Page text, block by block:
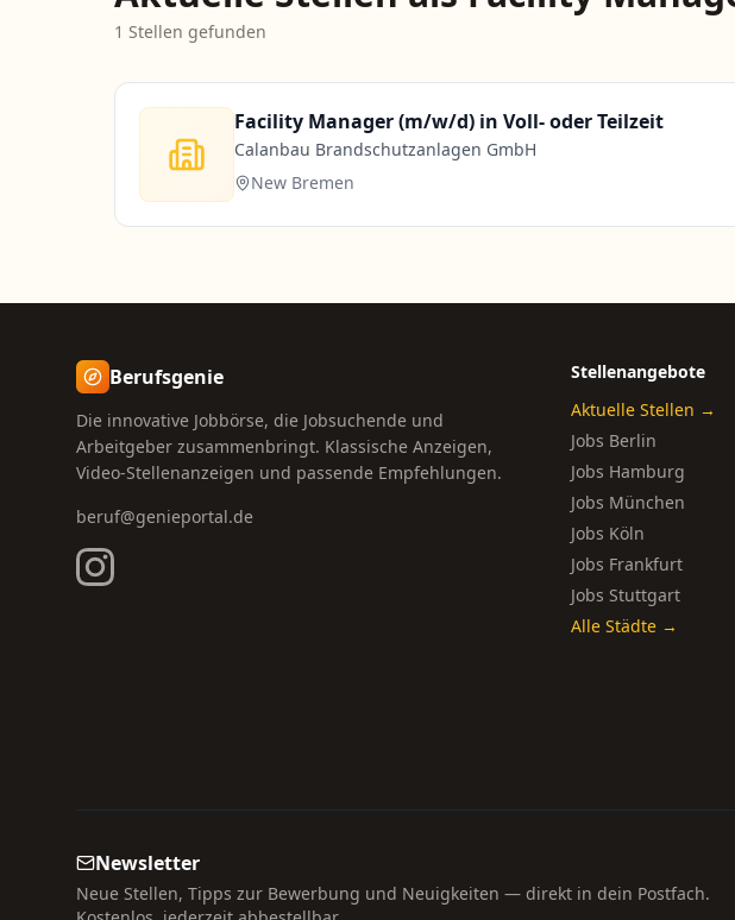
1 Stellen gefunden
Facility Manager (m/w/d) in Voll- oder Teilzeit
Calanbau Brandschutzanlagen GmbH
New Bremen
Berufsgenie
Die innovative Jobbörse, die Jobsuchende und
Arbeitgeber zusammenbringt. Klassische Anzeigen,
Video-Stellenanzeigen und passende Empfehlungen.
beruf@genieportal.de
Stellenangebote
Aktuelle Stellen →
Jobs Berlin
Jobs Hamburg
Jobs München
Jobs Köln
Jobs Frankfurt
Jobs Stuttgart
Alle Städte →
Newsletter
Neue Stellen, Tipps zur Bewerbung und Neuigkeiten — direkt in dein Postfach.